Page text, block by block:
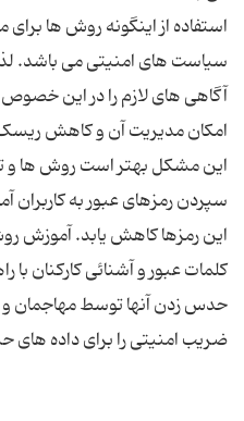
استفاده از اینگونه روش ها
سیاست های امنیتی می باشد.
آگاهی های لازم را در این
امکان مدیریت آن و کاهش ریسک
این مشکل بهتر است روش ها و
سپردن رمزهای عبور به کاربران
این رمزها کاهش یابد. آموزش
کلمات عبور و آشنائی کارکنان با
حدس زدن آنها توسط مهاجمان و